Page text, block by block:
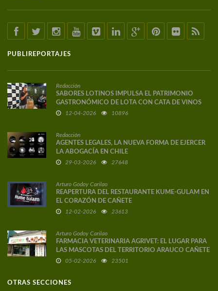
PUBLIREPORTAJES
Redacción
SABORES LOTINOS IMPULSA EL PATRIMONIO
GASTRONÓMICO DE LOTA CON CATA DE VINOS
DE AUTOR
12-04-2026 10896
Redacción
AGENTES LEGALES, LA NUEVA FORMA DE EJERCER
LA ABOGACÍA EN CHILE
29-03-2026 27648
Arturo Godoy Carilao
REAPERTURA DEL RESTAURANTE KUME-GULAM EN
EL CORAZÓN DE CAÑETE
12-02-2026 23613
Arturo Godoy Carilao
FARMACIA VETERINARIA AGRIVET: EL LUGAR PARA
LAS MASCOTAS DEL TERRITORIO ARAUCO CAÑETE
05-02-2026 23501
OTRAS SECCIONES